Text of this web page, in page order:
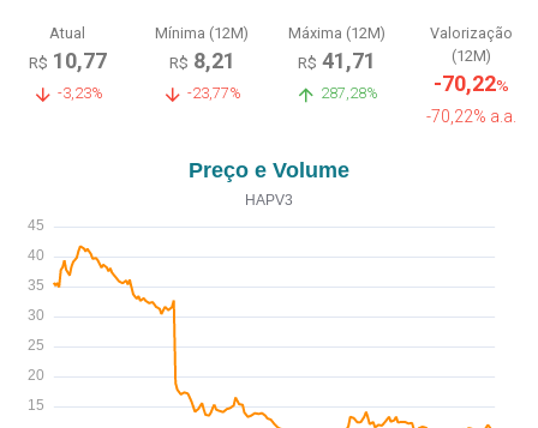
Atual
R$ 10,77
-3,23%
Mínima (12M)
R$ 8,21
-23,77%
Máxima (12M)
R$ 41,71
287,28%
Valorização
(12M)
-70,22%
-70,22% a.a.